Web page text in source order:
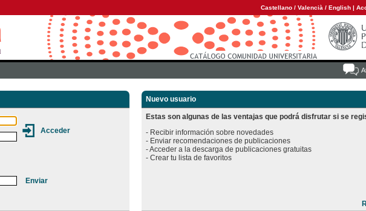
Castellano / Valencià / English |
Nuevo usuario
Estas son algunas de las ventajas que podrá disfrutar si se
- Recibir información sobre novedades
- Enviar recomendaciones de publicaciones
- Acceder a la descarga de publicaciones gratuitas